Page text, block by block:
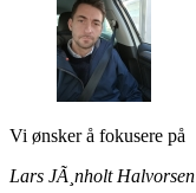
Vi ønsker å fokusere på
Lars JÃ¸nholt Halvorsen